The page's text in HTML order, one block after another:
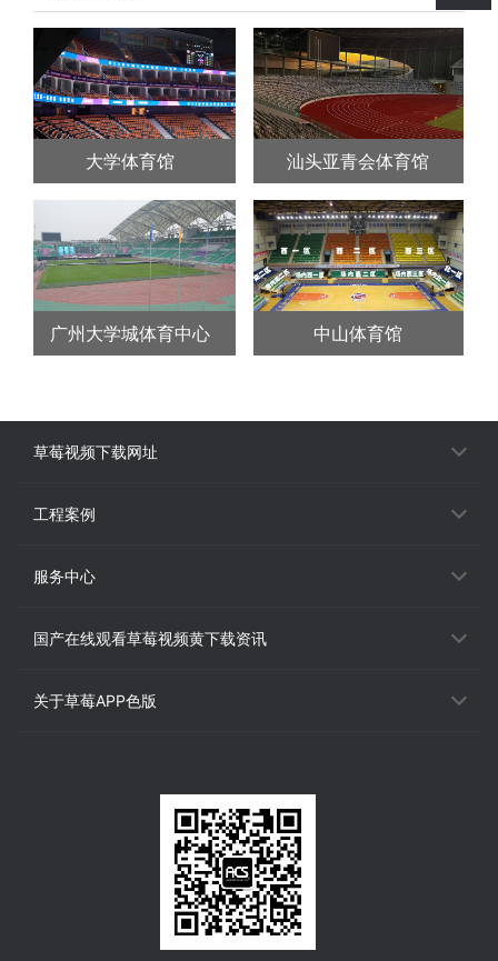
大学体育馆 汕头亚青会体育馆
广州大学城体育中心 中山体育馆
草莓视频下载网址
工程案例
服务中心
国产在线观看草莓视频黄下载资讯
关于草莓APP色版